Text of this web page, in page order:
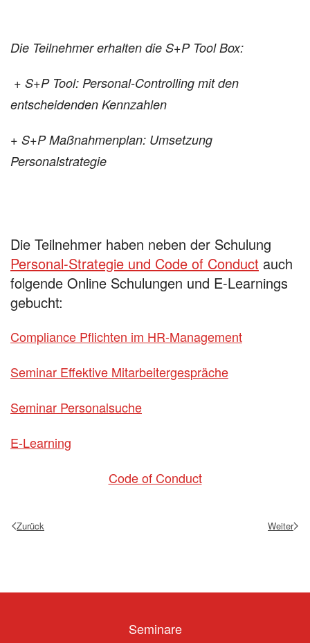
Die Teilnehmer erhalten die S+P Tool Box:
+ S+P Tool: Personal-Controlling mit den
entscheidenden Kennzahlen
+ S+P Maßnahmenplan: Umsetzung
Personalstrategie
Die Teilnehmer haben neben der Schulung
Personal-Strategie und Code of Conduct auch
folgende Online Schulungen und E-Learnings
gebucht:
Compliance Pflichten im HR-Management
Seminar Effektive Mitarbeitergespräche
Seminar Personalsuche
E-Learning
Code of Conduct
Zurück Weiter
Seminare